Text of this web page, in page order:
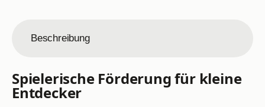
Beschreibung
Spielerische Förderung für kleine
Entdecker